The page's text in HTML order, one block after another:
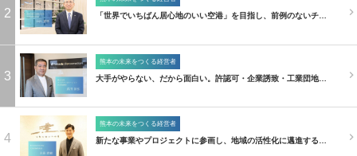
2 「世界でいちばん居心地のいい空港」を目指し、前例のないチ…
3
熊本の未来をつくる経営者
大手がやらない、だから面白い。許認可・企業誘致・工業団地…
4
熊本の未来をつくる経営者
新たな事業やプロジェクトに参画し、地域の活性化に邁進する…